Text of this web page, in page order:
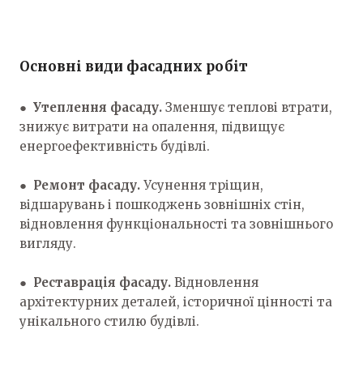
Основні види фасадних робіт
● Утеплення фасаду. Зменшує теплові втрати,
знижує витрати на опалення, підвищує
енергоефективність будівлі.
● Ремонт фасаду. Усунення тріщин,
відшарувань і пошкоджень зовнішніх стін,
відновлення функціональності та зовнішнього
вигляду.
● Реставрація фасаду. Відновлення
архітектурних деталей, історичної цінності та
унікального стилю будівлі.